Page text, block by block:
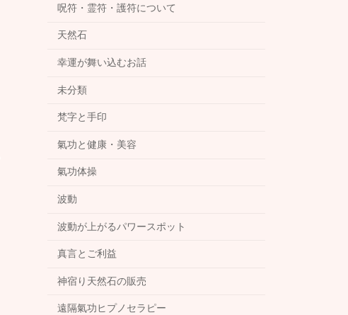
呪符・霊符・護符について
天然石
幸運が舞い込むお話
未分類
梵字と手印
氣功と健康・美容
氣功体操
波動
波動が上がるパワースポット
真言とご利益
神宿り天然石の販売
遠隔氣功ヒプノセラピー